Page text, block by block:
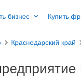
бизнес Купить
Краснодарский край